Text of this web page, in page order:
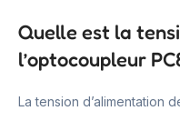
Quelle est la
l’optocoupleur
La tension d’alimentation